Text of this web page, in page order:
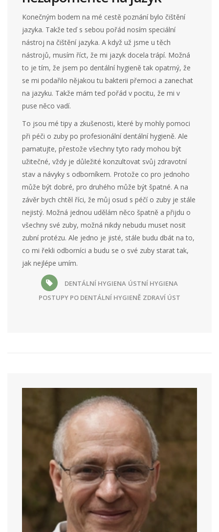
Konečným bodem na mé cestě poznání bylo čištění
jazyka. Takže teď s sebou pořád nosím speciální
nástroj na čištění jazyka. A když už jsme u těch
nástrojů, musím říct, že mi jazyk docela trápí. Možná
to je tím, že jsem po dentální hygieně tak opatrný, že
se mi podařilo nějakou tu bakterii přemoci a zanechat
na jazyku. Takže mám teď pořád v pocitu, že mi v
puse něco vadí.
To jsou mé tipy a zkušenosti, které by mohly pomoci
při péči o zuby po profesionální dentální hygieně. Ale
pamatujte, přestože všechny tyto rady mohou být
užitečné, vždy je důležité konzultovat svůj zdravotní
stav a návyky s odborníkem. Protože co pro jednoho
může být dobré, pro druhého může být špatné. A na
závěr bych chtěl říci, že můj osud s péčí o zuby je stále
nejistý. Možná jednou udělám něco špatně a přijdu o
všechny své zuby, možná nikdy nebudu muset nosit
zubní protézu. Ale jedno je jisté, stále budu dbát na to,
co mi řekli odborníci a budu se o své zuby starat tak,
jak nejlépe umím.
DENTÁLNÍ HYGIENA ÚSTNÍ HYGIENA
POSTUPY PO DENTÁLNÍ HYGIENĚ ZDRAVÍ ÚST